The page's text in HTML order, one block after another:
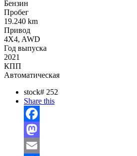
Бензин
Пробег
19.240 km
Привод
4X4, AWD
Год выпуска
2021
КПП
Автоматическая
stock# 252
Share this
Facebook
Mastodon